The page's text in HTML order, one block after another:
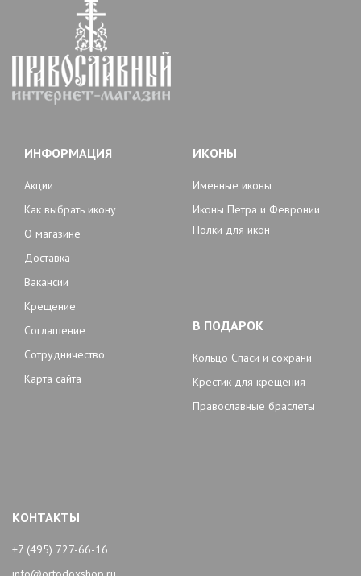
ИНФОРМАЦИЯ
Акции
Как выбрать икону
О магазине
Доставка
Вакансии
Крещение
Соглашение
Сотрудничество
Карта сайта
ИКОНЫ
Именные иконы
Иконы Петра и Февронии
Полки для икон
В ПОДАРОК
Кольцо Спаси и сохрани
Крестик для крещения
Православные браслеты
КОНТАКТЫ
+7 (495) 727-66-16